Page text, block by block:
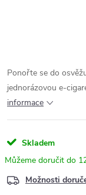
Ponořte se do
jednorázovou e-
informace
Skladem
Možnosti